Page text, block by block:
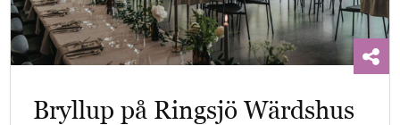
Bryllup på Ringsjö Wärdshus